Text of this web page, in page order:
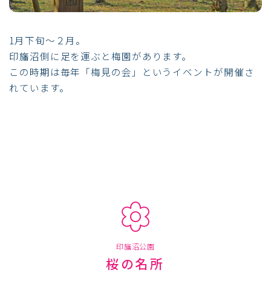
1月下旬～２月。
印旛沼側に足を運ぶと梅園があります。
この時期は毎年「梅見の会」というイベントが開催さ
れています。
印旛沼公園
桜の名所